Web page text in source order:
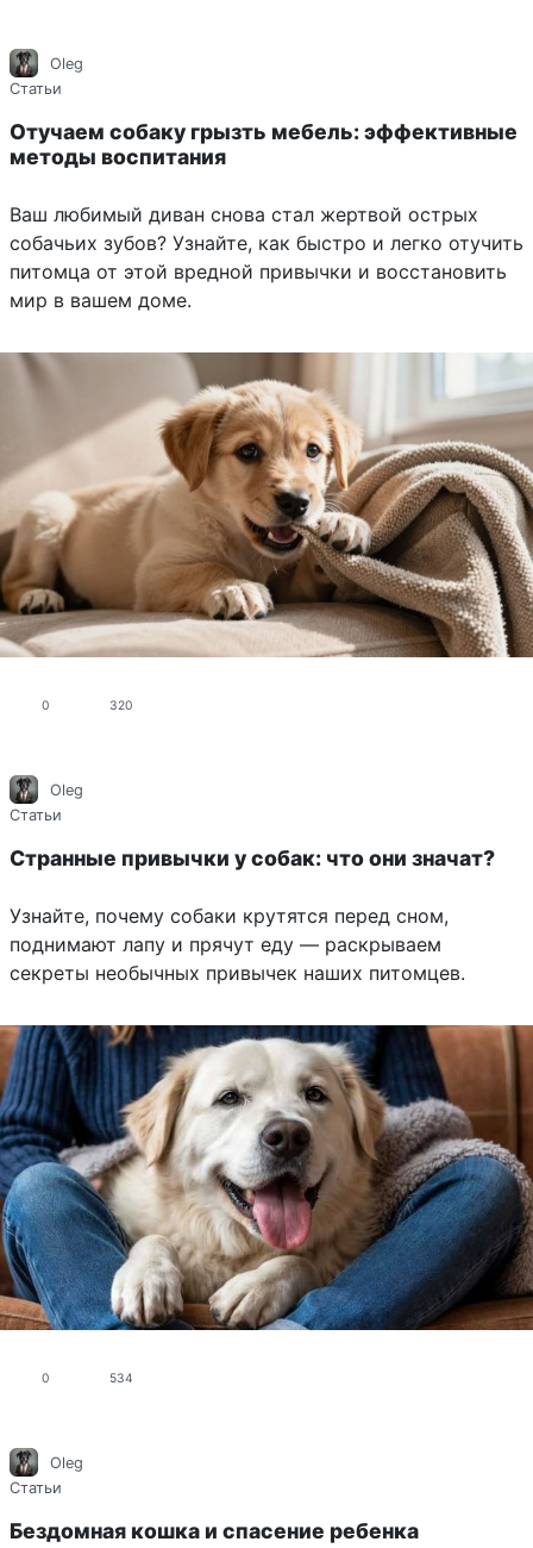
Oleg
Статьи
Отучаем собаку грызть мебель: эффективные
методы воспитания
Ваш любимый диван снова стал жертвой острых
собачьих зубов? Узнайте, как быстро и легко отучить
питомца от этой вредной привычки и восстановить
мир в вашем доме.
0 320
Oleg
Статьи
Странные привычки у собак: что они значат?
Узнайте, почему собаки крутятся перед сном,
поднимают лапу и прячут еду — раскрываем
секреты необычных привычек наших питомцев.
0 534
Oleg
Статьи
Бездомная кошка и спасение ребенка